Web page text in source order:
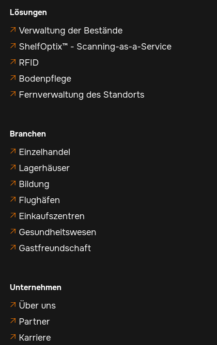
Lösungen
 Verwaltung der Bestände
 ShelfOptix™ - Scanning-as-a-Service
 RFID
 Bodenpflege
 Fernverwaltung des Standorts
Branchen
 Einzelhandel
 Lagerhäuser
 Bildung
 Flughäfen
 Einkaufszentren
 Gesundheitswesen
 Gastfreundschaft
Unternehmen
 Über uns
 Partner
 Karriere